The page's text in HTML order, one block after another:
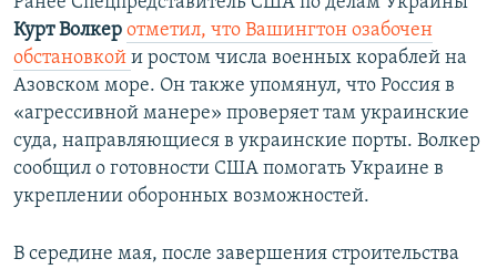
Курт Волкер отметил, что Вашингтон озабочен
обстановкой и ростом числа военных кораблей на
Азовском море. Он также упомянул, что Россия в
«агрессивной манере» проверяет там украинские
суда, направляющиеся в украинские порты. Волкер
сообщил о готовности США помогать Украине в
укреплении оборонных возможностей.
В середине мая, после завершения строительства